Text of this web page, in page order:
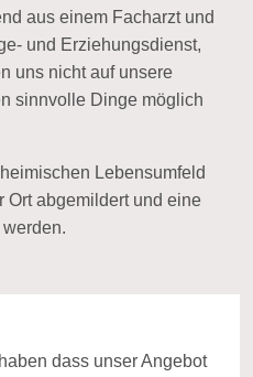
aus einem Facharzt und
und Erziehungsdienst,
uns nicht auf unsere
sinnvolle Dinge möglich
Lebensumfeld
Ort abgemildert und eine
dass unser Angebot